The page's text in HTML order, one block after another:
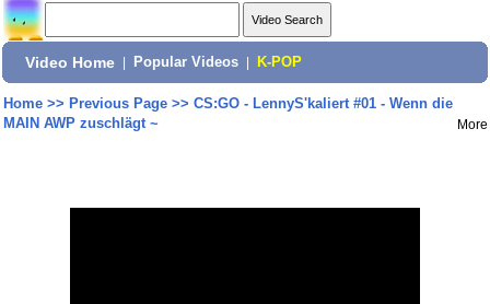
Video Home Popular Videos K-POP
Home>> Previous Page>> CS:GO - LennyS'kaliert #01 - Wenn die
MAIN AWP zuschlägt ~
More